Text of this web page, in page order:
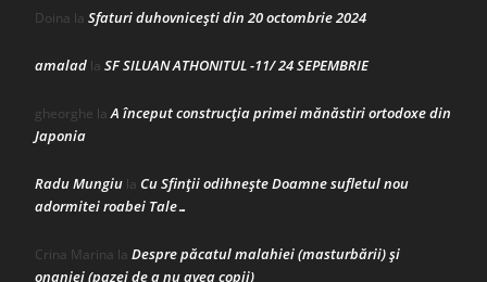
Doina la Sfaturi duhovnicești din 20 octombrie 2024
amalad la SF SILUAN ATHONITUL -11/ 24 SEPEMBRIE
gheorghe laA început construcţia primei mănăstiri ortodoxe din
Japonia
Radu Mungiu la Cu Sfinții odihnește Doamne sufletul nou
adormitei roabei Tale…
Crina Marina la Despre păcatul malahiei (masturbării) şi
onaniei (pazei de a nu avea copii)